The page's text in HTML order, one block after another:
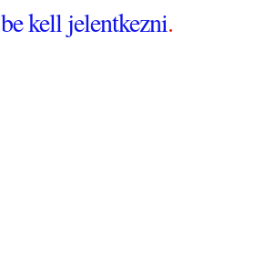
be kell jelentkezni.